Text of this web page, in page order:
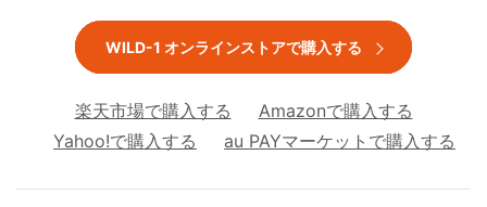
WILD-1 オンラインストアで購入する
楽天市場で購入する
Amazonで購入する
Yahoo!で購入する
au PAYマーケットで購入する